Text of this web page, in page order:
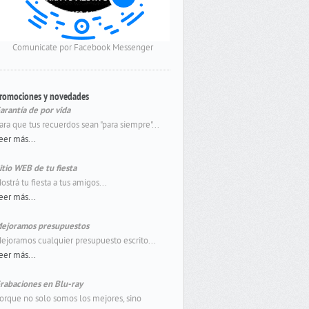
Comunicate por Facebook Messenger
y novedades
de por vida
que tus recuerdos sean "para siempre"...
más...
WEB de tu fiesta
tu fiesta a tus amigos...
más...
presupuestos
cualquier presupuesto escrito...
más...
en Blu-ray
no solo somos los mejores, sino